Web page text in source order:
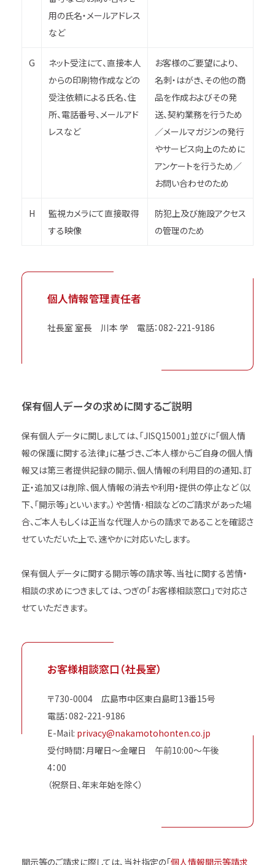
用の氏名・メールアドレス
など
G
ネット受注にて、直接本人
からの印刷物作成などの
受注依頼による氏名、住
所、電話番号、メールアド
レスなど
お客様のご要望により、
名刺・はがき、その他の商
品を作成およびその発
送、契約業務を行うため
／メールマガジンの発行
やサービス向上のために
アンケートを行うため／
お問い合わせのため
H
監視カメラにて直接取得
する映像
防犯上及び施設アクセス
の管理のため
個人情報管理責任者
社長室 室長 川本 学 電話：082-221-9186
保有個人データの求めに関するご説明
保有個人データに関しましては、「JISQ15001」並びに「個人情
報の保護に関する法律」に基づき、ご本人様からご自身の個人情
報又は第三者提供記録の開示、個人情報の利用目的の通知、訂
正・追加又は削除、個人情報の消去や利用・提供の停止など（以
下、「開示等」といいます。）や苦情･相談などのご請求があった場
合、ご本人もしくは正当な代理人からの請求であることを確認さ
せていただいた上で、速やかに対応いたします。
保有個人データに関する開示等の請求等、当社に関する苦情・
相談の求めにつきましては、つぎの「お客様相談窓口」で対応さ
せていただきます。
お客様相談窓口（社長室）
〒730-0004 広島市中区東白島町13番15号
電話：082-221-9186
E-Mail: privacy@nakamotohonten.co.jp
受付時間：月曜日～金曜日 午前10:00～午後
4：00
（祝祭日、年末年始を除く）
開示等のご請求に際しては、当社指定の「個人情報開示等請求